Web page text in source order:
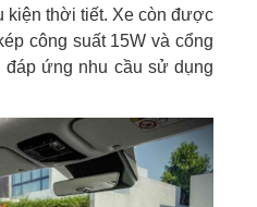
kiện thời tiết. Xe còn được
công suất 15W và cổng
đáp ứng nhu cầu sử dụng